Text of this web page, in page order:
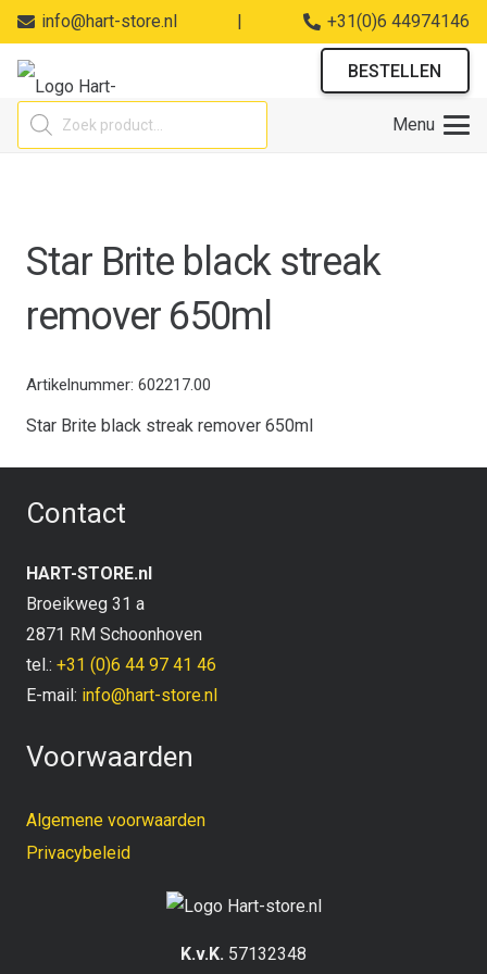
info@hart-store.nl | +31(0)6 44974146
BESTELLEN
Producten
zoeken
Menu
Star Brite black streak
remover 650ml
Artikelnummer: 602217.00
Star Brite black streak remover 650ml
Contact
HART-STORE.nl
Broeikweg 31 a
2871 RM Schoonhoven
tel.: +31 (0)6 44 97 41 46
E-mail: info@hart-store.nl
Voorwaarden
Algemene voorwaarden
Privacybeleid
K.v.K. 57132348